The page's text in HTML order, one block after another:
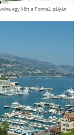
egy kört a Forma1 pályán